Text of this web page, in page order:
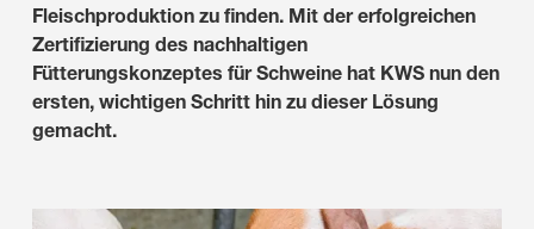
Fleischproduktion zu finden. Mit der erfolgreichen
Zertifizierung des nachhaltigen
Fütterungskonzeptes für Schweine hat KWS nun den
ersten, wichtigen Schritt hin zu dieser Lösung
gemacht.